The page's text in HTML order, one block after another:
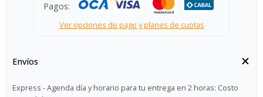
Pagos:
Ver opciones de pago y planes de cuotas
Envíos
Express - Agenda día y horario para tu entrega en 2 horas: Costo